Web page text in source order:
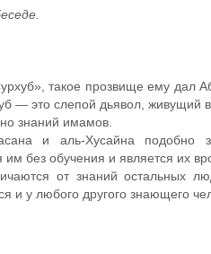
такое прозвище ему
— это слепой дьявол, живущий
знаний имамов.
и аль-Хусайна подобно
им без обучения и является их
от знаний остальных
и у любого другого знающего